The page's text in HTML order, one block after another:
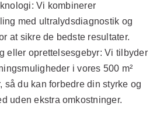
Vi kombinerer
med ultralydsdiagnostik og
at sikre de bedste resultater.
eller oprettelsesgebyr: Vi tilbyder
i vores 500 m²
så du kan forbedre din styrke og
uden ekstra omkostninger.